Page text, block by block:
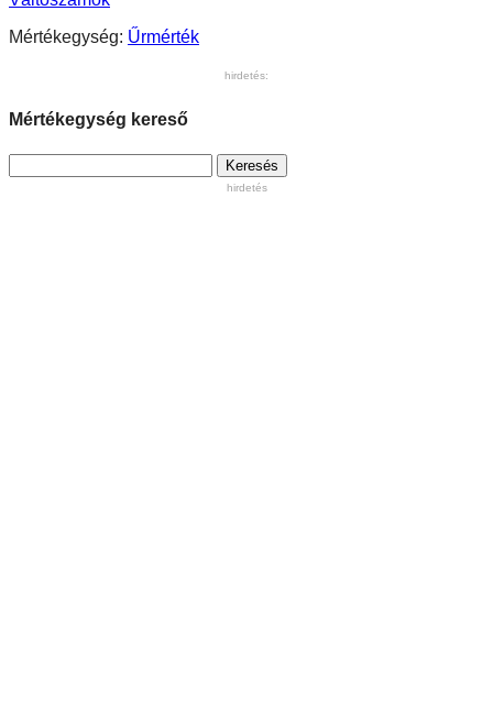
Mértékegység: Űrmérték
hirdetés:
Mértékegység kereső
hirdetés